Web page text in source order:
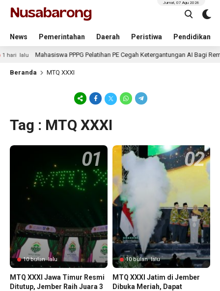
News Pemerintahan Daerah Peristiwa Pendidikan
Jumat, 07 Agu 2026
hari lalu Mahasiswa PPPG Pelatihan PE Cegah Ketergantungan AI Bagi
Beranda MTQ XXXI
Tag : MTQ XXXI
10 bulan lalu
MTQ XXXI Jawa Timur Resmi
Ditutup, Jember Raih Juara 3
10 bulan lalu
MTQ XXXI Jatim di Jember
Dibuka Meriah, Dapat